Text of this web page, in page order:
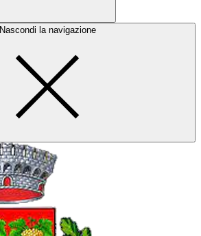
Nascondi la navigazione